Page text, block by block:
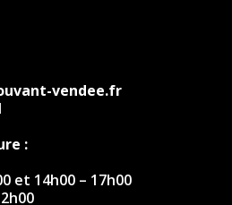
vendee.fr
:
et 14h00 – 17h00